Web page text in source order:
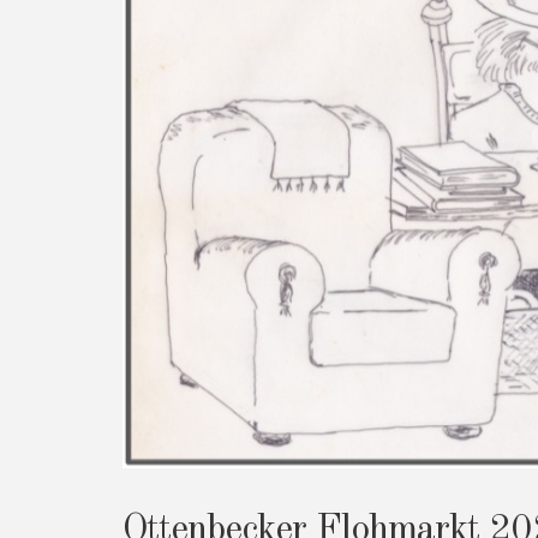
Ottenbecker Flohmarkt